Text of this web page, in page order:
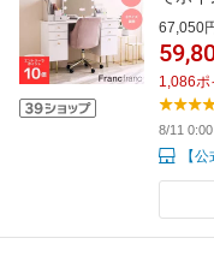
ルドラ
ンパク
ク台
立て
67,050
1,086ポ
8/11
【